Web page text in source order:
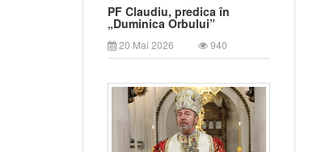
PF Claudiu, predica în
„Duminica Orbului”
20 Mai 2026 940